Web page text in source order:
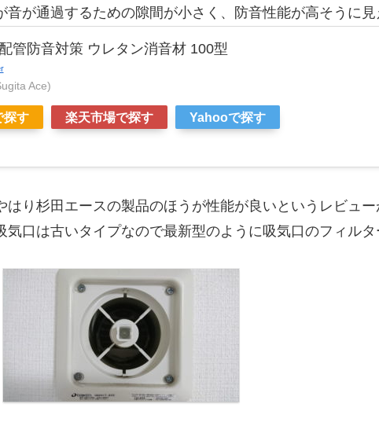
が通過するための隙間が小さく、防音性能が高そうに見
管防音対策 ウレタン消音材 100型
Ace)
す 楽天市場で探す Yahooで探す
り杉田エースの製品のほうが性能が良いというレビュー
口は古いタイプなので最新型のように吸気口のフィル